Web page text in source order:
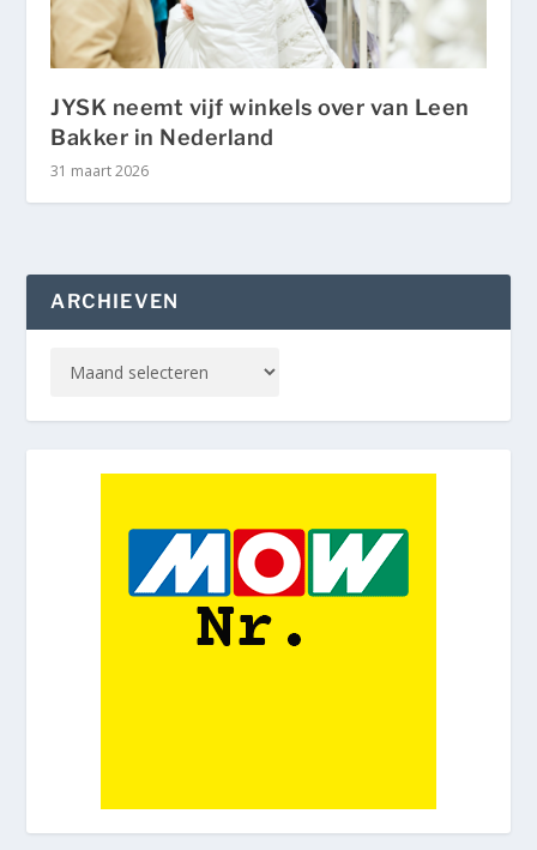
JYSK neemt vijf winkels over van Leen
Bakker in Nederland
31 maart 2026
ARCHIEVEN